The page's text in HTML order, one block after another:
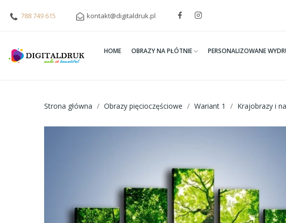
788 749 615 kontakt@digitaldruk.pl
HOME OBRAZY NA PŁÓTNIE PERSONALIZOWANE
Strona główna Obrazy pięcioczęściowe Wariant 1 Krajobrazy i